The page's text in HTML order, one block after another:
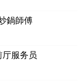
鍋師傅
服务员